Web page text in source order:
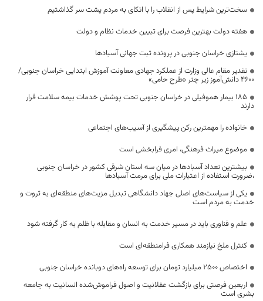
سخت‌ترین شرایط پس از انقلاب را با اتکای به مردم پشت سر گذاشتیم
هفته دولت بهترین فرصت برای تبیین خدمات نظام و دولت
یشتازی خراسان جنوبی در پرونده ثبت جهانی آسبادها
تقدیر مقام عالی وزارت از عملکرد جهادی معاونت آموزش ابتدایی خراسان جنوبی/
۴۶۰۰ دانش‌آموز زیر چتر «طرح حامی»
۱۸۵ بیمار هموفیلی در خراسان جنوبی تحت پوشش خدمات بیمه سلامت قرار
دارند
خانواده را مهمترین رکن پیشگیری از آسیب‌های اجتماعی
موضوع میراث فرهنگی، امری فرابخشی است
بیشترین تعداد آسبادها در میان سه استان شرقی کشور در خراسان جنوبی
،ضرورت استفاده از اعتبارات ملی برای مرمت آسبادها
یکی از سیاست‌های اصلی جهاد دانشگاهی تبدیل مزیت‌های منطقه‌ای به ثروت و
خدمت به مردم است
علم و فناوری باید در مسیر خدمت به انسان و مقابله با ظلم به کار گرفته شود
کنترل ملخ نیازمند همکاری فرامنطقه‌ای است
اختصاص 2500 میلیارد تومان برای توسعه راه‌های دوبانده خراسان جنوبی
اربعین فرصتی برای بازگشت عقلانیت و اصول فراموش‌شده انسانیت به جامعه
بشری است